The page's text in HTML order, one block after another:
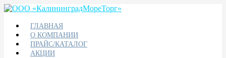
ГЛАВНАЯ
О КОМПАНИИ
ПРАЙС/КАТАЛОГ
АКЦИИ